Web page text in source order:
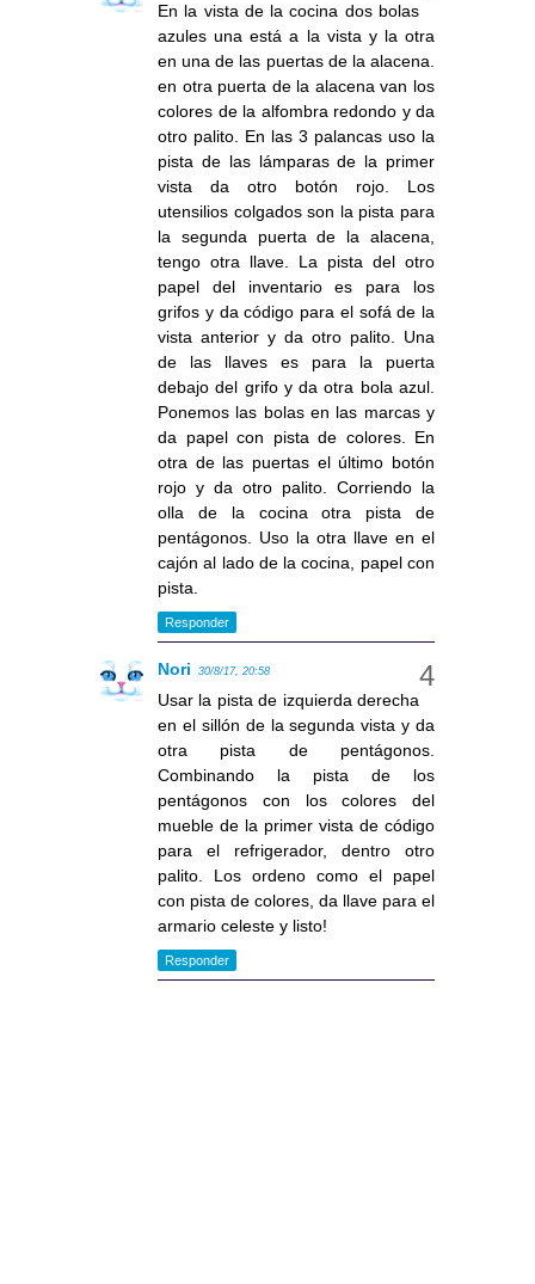
En la vista de la cocina dos bolas
azules una está a la vista y la otra
en una de las puertas de la alacena.
en otra puerta de la alacena van los
colores de la alfombra redondo y da
otro palito. En las 3 palancas uso la
pista de las lámparas de la primer
vista da otro botón rojo. Los
utensilios colgados son la pista para
la segunda puerta de la alacena,
tengo otra llave. La pista del otro
papel del inventario es para los
grifos y da código para el sofá de la
vista anterior y da otro palito. Una
de las llaves es para la puerta
debajo del grifo y da otra bola azul.
Ponemos las bolas en las marcas y
da papel con pista de colores. En
otra de las puertas el último botón
rojo y da otro palito. Corriendo la
olla de la cocina otra pista de
pentágonos. Uso la otra llave en el
cajón al lado de la cocina, papel con
pista.
Responder
Nori 30/8/17, 20:58
Usar la pista de izquierda derecha
en el sillón de la segunda vista y da
otra pista de pentágonos.
Combinando la pista de los
pentágonos con los colores del
mueble de la primer vista de código
para el refrigerador, dentro otro
palito. Los ordeno como el papel
con pista de colores, da llave para el
armario celeste y listo!
Responder